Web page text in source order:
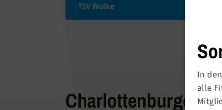
TSV Wolke
Charlottenburger
In
alle